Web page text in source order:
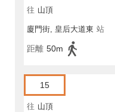
往 山頂
廈門街, 皇后大道東 站
距離 50m
15
往 山頂